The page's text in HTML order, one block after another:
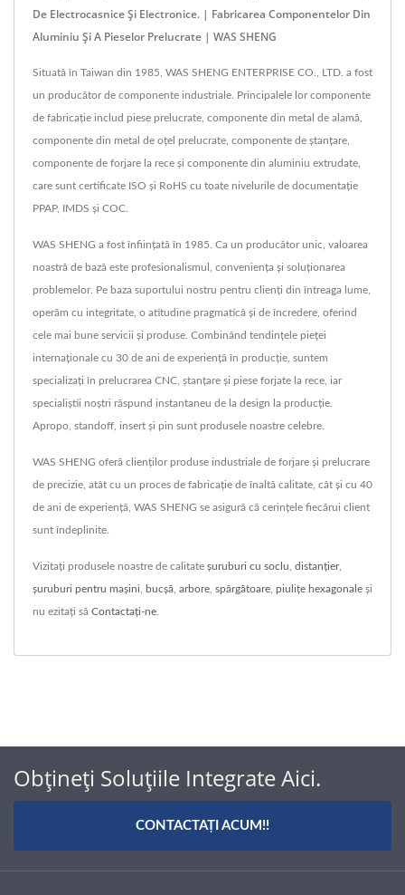
De Electrocasnice Și Electronice. | Fabricarea Componentelor Din
Aluminiu Și A Pieselor Prelucrate | WAS SHENG
Situată în Taiwan din 1985, WAS SHENG ENTERPRISE CO., LTD. a fost
un producător de componente industriale. Principalele lor componente
de fabricație includ piese prelucrate, componente din metal de alamă,
componente din metal de oțel prelucrate, componente de ștanțare,
componente de forjare la rece și componente din aluminiu extrudate,
care sunt certificate ISO și RoHS cu toate nivelurile de documentație
PPAP, IMDS și COC.
WAS SHENG a fost înființată în 1985. Ca un producător unic, valoarea
noastră de bază este profesionalismul, conveniența și soluționarea
problemelor. Pe baza suportului nostru pentru clienți din întreaga lume,
operăm cu integritate, o atitudine pragmatică și de încredere, oferind
cele mai bune servicii și produse. Combinând tendințele pieței
internaționale cu 30 de ani de experiență în producție, suntem
specializați în prelucrarea CNC, ștanțare și piese forjate la rece, iar
specialiștii noștri răspund instantaneu de la design la producție.
Apropo, standoff, insert și pin sunt produsele noastre celebre.
WAS SHENG oferă clienților produse industriale de forjare și prelucrare
de precizie, atât cu un proces de fabricație de înaltă calitate, cât și cu 40
de ani de experiență, WAS SHENG se asigură că cerințele fiecărui client
sunt îndeplinite.
Vizitați produsele noastre de calitate șuruburi cu soclu distanţier,
șuruburi pentru mașini bucșă arbore spărgătoare piulițe hexagonale și
nu ezitați să Contactați-ne
Obțineți Soluțiile Integrate Aici.
CONTACTAȚI ACUM!!